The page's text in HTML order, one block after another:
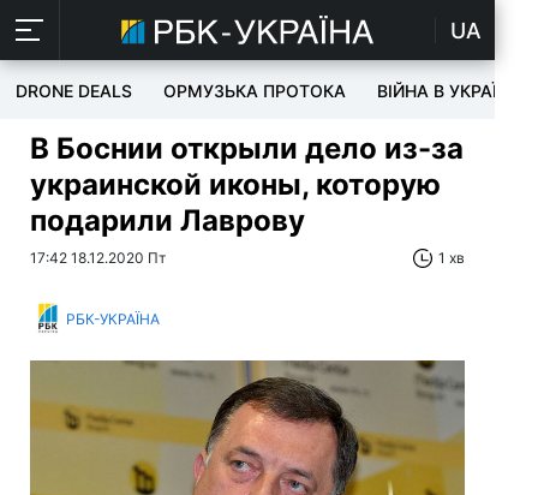
UA
DRONE DEALS ОРМУЗЬКА ПРОТОКА ВІЙНА В УКРАЇНІ
В Боснии открыли дело из-за
украинской иконы, которую
подарили Лаврову
17:42 18.12.2020 Пт 1 хв
РБК-УКРАЇНА